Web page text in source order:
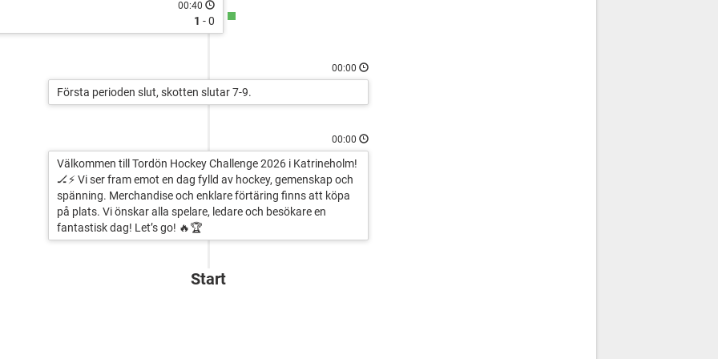
00:40
1 - 0
00:00
Första perioden slut, skotten slutar 7-9.
00:00
Välkommen till Tordön Hockey Challenge 2026 i Katrineholm!
🏒⚡ Vi ser fram emot en dag fylld av hockey, gemenskap och
spänning. Merchandise och enklare förtäring finns att köpa
på plats. Vi önskar alla spelare, ledare och besökare en
fantastisk dag! Let’s go! 🔥🏆
Start